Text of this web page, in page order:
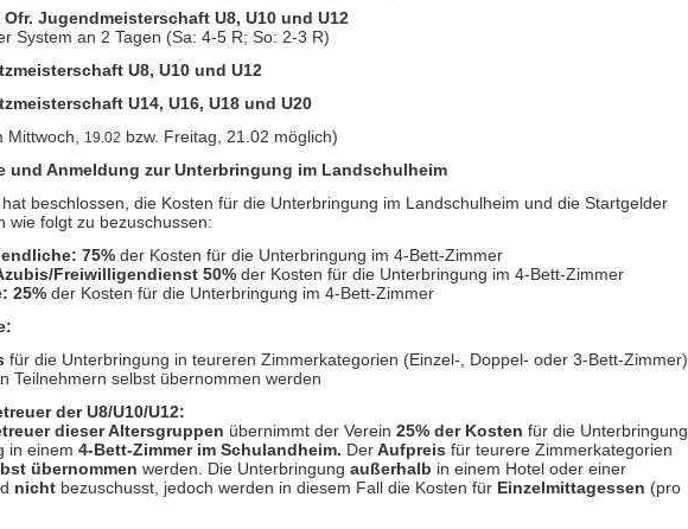
Ofr. Jugendmeisterschaft U8, U10 und U12
System an 2 Tagen (Sa: 4-5 R; So: 2-3 R)
U8, U10 und U12
U14, U16, U18 und U20
Mittwoch,
19.02 bzw. Freitag, 21.02 möglich)
und Anmeldung zur Unterbringung im Landschulheim
beschlossen, die Kosten für die Unterbringung im Landschulheim und die Startgelder
wie folgt zu bezuschussen:
75% der Kosten für die Unterbringung im 4-Bett-Zimmer
Freiwilligendienst 50% der Kosten für die Unterbringung im 4-Bett-Zimmer
25% der Kosten für die Unterbringung im 4-Bett-Zimmer
für die Unterbringung in teureren Zimmerkategorien (Einzel-, Doppel- oder 3-Bett-Zimmer)
Teilnehmern selbst übernommen werden
der U8/U10/U12:
dieser Altersgruppen übernimmt der Verein 25% der Kosten für die Unterbringung
in einem 4-Bett-Zimmer im Schulandheim. DerAufpreis für teurere Zimmerkategorien
übernommen werden. Die Unterbringung außerhalb in einem Hotel oder einer
nicht bezuschusst, jedoch werden in diesem Fall die Kosten für Einzelmittagessen (pro